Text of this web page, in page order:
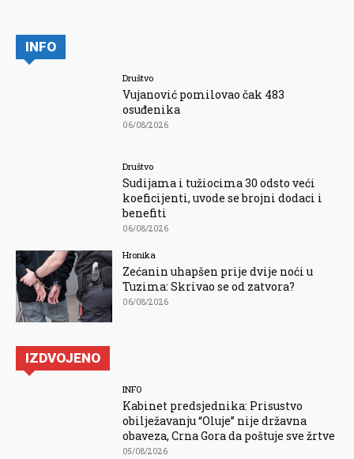
INFO
Društvo
Vujanović pomilovao čak 483
osuđenika
06/08/2026
Društvo
Sudijama i tužiocima 30 odsto veći
koeficijenti, uvode se brojni dodaci i
benefiti
06/08/2026
Hronika
Zećanin uhapšen prije dvije noći u
Tuzima: Skrivao se od zatvora?
06/08/2026
IZDVOJENO
INFO
Kabinet predsjednika: Prisustvo
obilježavanju “Oluje” nije državna
obaveza, Crna Gora da poštuje sve žrtve
05/08/2026